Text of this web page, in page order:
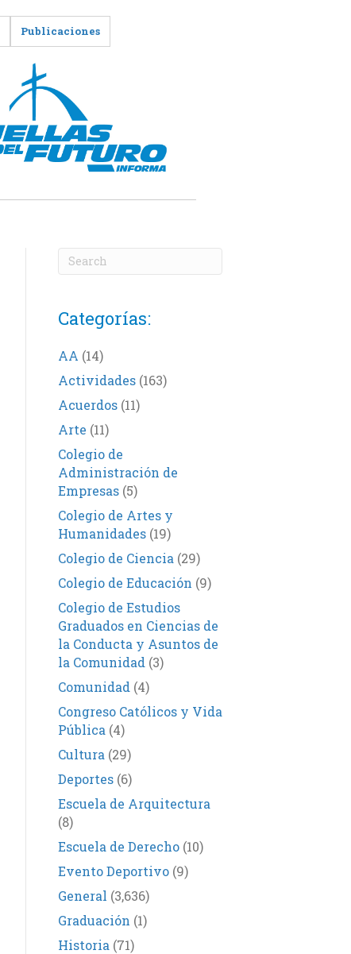
Publicaciones
Categorías:
AA (14)
Actividades(163)
Acuerdos(11)
Arte (11)
Colegio de
Administración de
Empresas(5)
Colegio de Artes y
Humanidades(19)
Colegio de Ciencia (29)
Colegio de Educación (9)
Colegio de Estudios
Graduados en Ciencias de
la Conducta y Asuntos de
la Comunidad (3)
Comunidad (4)
Congreso Católicos y Vida
Pública (4)
Cultura (29)
Deportes(6)
Escuela de Arquitectura
(8)
Escuela de Derecho(10)
Evento Deportivo(9)
General (3,636)
Graduación (1)
Historia (71)